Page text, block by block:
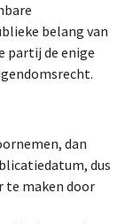
belang van
partij de enige
dan
dus
te maken door